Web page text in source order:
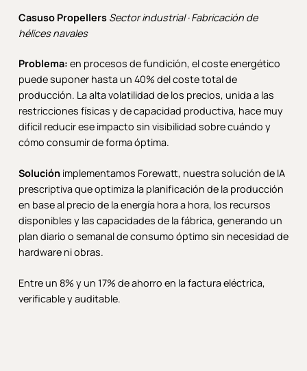
Casuso Propellers Sector industrial · Fabricación de
hélices navales
Problema: en procesos de fundición, el coste energético
puede suponer hasta un 40% del coste total de
producción. La alta volatilidad de los precios, unida a las
restricciones físicas y de capacidad productiva, hace muy
difícil reducir ese impacto sin visibilidad sobre cuándo y
cómo consumir de forma óptima.
Soluciónimplementamos Forewatt, nuestra solución de IA
prescriptiva que optimiza la planificación de la producción
en base al precio de la energía hora a hora, los recursos
disponibles y las capacidades de la fábrica, generando un
plan diario o semanal de consumo óptimo sin necesidad de
hardware ni obras.
Entre un 8% y un 17% de ahorro en la factura eléctrica,
verificable y auditable.